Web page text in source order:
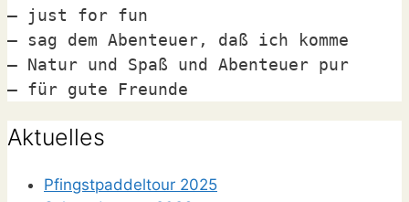
– just for fun
– sag dem Abenteuer, daß ich komme
– Natur und Spaß und Abenteuer pur
– für gute Freunde
Aktuelles
Pfingstpaddeltour 2025